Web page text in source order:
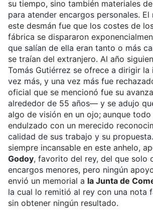
su tiempo, sino también materiales
para atender encargos personales.
este desmán fue que los costes de
fábrica se dispararon
que salían de ella eran tanto o más
se traían del extranjero. Al año
Tomás Gutiérrez se ofrece a dirigir la
vez más, y una vez más fue
oficial que se mencionó fue su
alrededor de 55 años— y se adujo
algo de visión en un ojo; aunque
endulzado con un merecido
calidad de sus trabajo y su propuesta.
siempre incansable en este anhelo,
Godoy, favorito del rey, del que solo
encargos menores, pero ningún
envió un memorial a la Junta de
la cual lo remitió al rey con una nota
sin obtener ningún resultado.